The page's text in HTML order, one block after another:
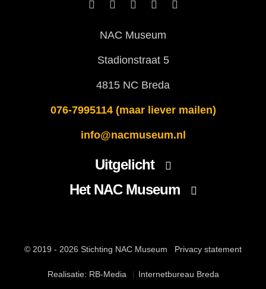
NAC Museum
Stadionstraat 5
4815 NC Breda
076-7995114 (maar liever mailen)
info@nacmuseum.nl
Uitgelicht
Actueel
Het NAC Museum
© 2019 - 2026 Stichting NAC Museum Privacy statement
Realisatie: RB-Media Internetbureau Breda